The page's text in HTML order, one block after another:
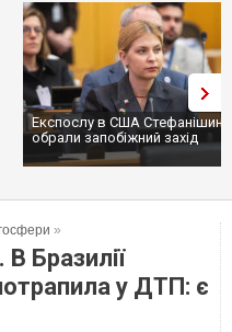
Експослу в США
обрали запобіжний захід
»
Бразилії
у ДТП: є